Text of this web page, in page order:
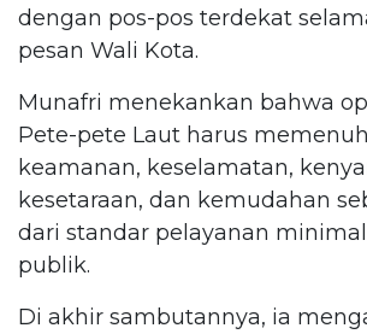
dengan pos-pos terdekat
pesan Wali Kota.
Munafri menekankan bahwa
Pete-pete Laut harus
keamanan, keselamatan,
kesetaraan, dan kemudahan
dari standar pelayanan
publik.
Di akhir sambutannya, ia